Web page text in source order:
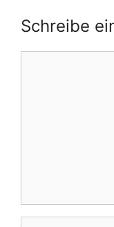
Schreibe